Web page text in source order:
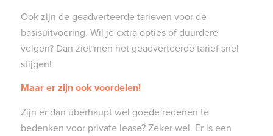
Ook zijn de geadverteerde tarieven voor de
basisuitvoering. Wil je extra opties of duurdere
velgen? Dan ziet men het geadverteerde tarief snel
stijgen!
Maar er zijn ook voordelen!
Zijn er dan überhaupt wel goede redenen te
bedenken voor private lease? Zeker wel. Er is een